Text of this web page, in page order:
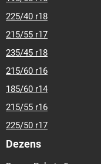
225/40 r18
215/55 r17
235/45 r18
215/60 r16
185/60 r14
215/55 r16
225/50 r17
Dezens